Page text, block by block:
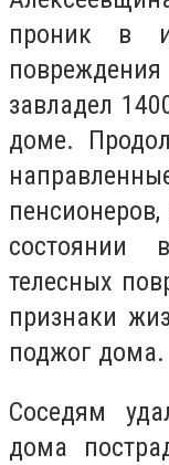
проник в
завладел
доме.
состоянии
телесных
признаки
поджог дома.
Cоседям
дома